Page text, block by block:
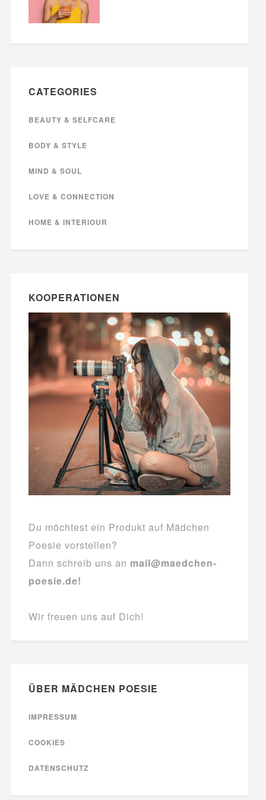
CATEGORIES
BEAUTY & SELFCARE
BODY & STYLE
MIND & SOUL
LOVE & CONNECTION
HOME & INTERIOUR
KOOPERATIONEN
Du möchtest ein Produkt auf Mädchen
Poesie vorstellen?
Dann schreib uns an mail@maedchen-
poesie.de!
Wir freuen uns auf Dich!
ÜBER MÄDCHEN POESIE
IMPRESSUM
COOKIES
DATENSCHUTZ